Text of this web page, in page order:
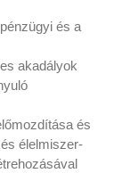
és a
akadályok
és
élelmiszer-